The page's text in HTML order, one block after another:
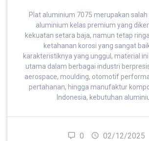
Plat aluminium 7075 merupakan
aluminium kelas premium yang
kekuatan setara baja, namun tetap
ketahanan korosi yang sangat
karakteristiknya yang unggul, material
utama dalam berbagai industri
aerospace, moulding, otomotif
pertahanan, hingga manufaktur
Indonesia, kebutuhan
0 02/12/2025